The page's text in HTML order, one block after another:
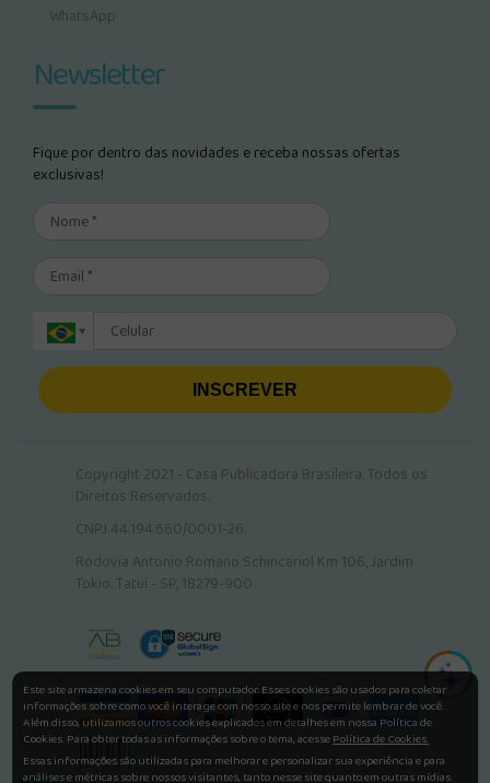
WhatsApp
Newsletter
Fique por dentro das novidades e receba nossas ofertas
exclusivas!
INSCREVER
Copyright 2021 - Casa Publicadora Brasileira. Todos os
Direitos Reservados.
CNPJ 44.194.660/0001-26.
Rodovia Antonio Romano Schincariol Km 106, Jardim
Tokio. Tatuí - SP, 18279-900
Este site armazena cookies em seu computador. Esses cookies são usados para coletar
informações sobre como você interage com nosso site e nos permite lembrar de você.
Além disso, utilizamos outros cookies explicados em detalhes em nossa Política de
Cookies. Para obter todas as informações sobre o tema, acessePolítica de Cookies.
Essas informações são utilizadas para melhorar e personalizar sua experiência e para
análises e métricas sobre nossos visitantes, tanto nesse site quanto em outras mídias.